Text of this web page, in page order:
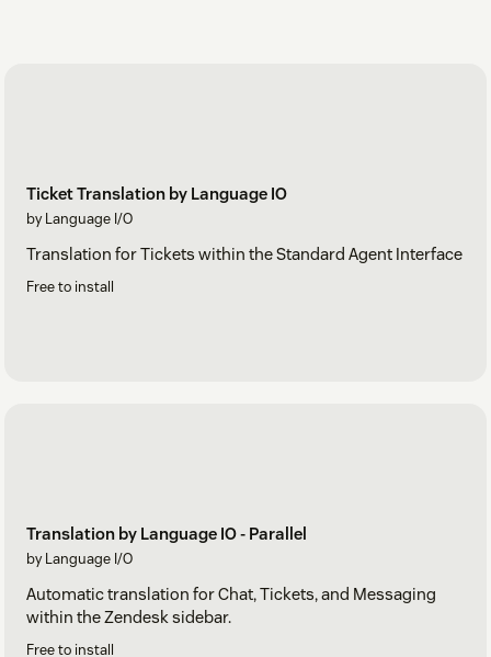
Ticket Translation by Language IO
by Language I/O
Translation for Tickets within the Standard Agent Interface
Free to install
Translation by Language IO - Parallel
by Language I/O
Automatic translation for Chat, Tickets, and Messaging
within the Zendesk sidebar.
Free to install